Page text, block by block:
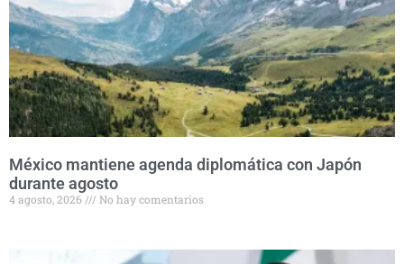
México mantiene agenda diplomática con Japón
durante agosto
4 agosto, 2026 No hay comentarios